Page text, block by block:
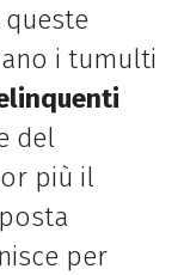
i tumulti
del
più il
per